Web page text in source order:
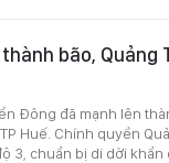
bão, Quảng
Đông đã mạnh lên
Huế. Chính quyền
3, chuẩn bị di dời khẩn